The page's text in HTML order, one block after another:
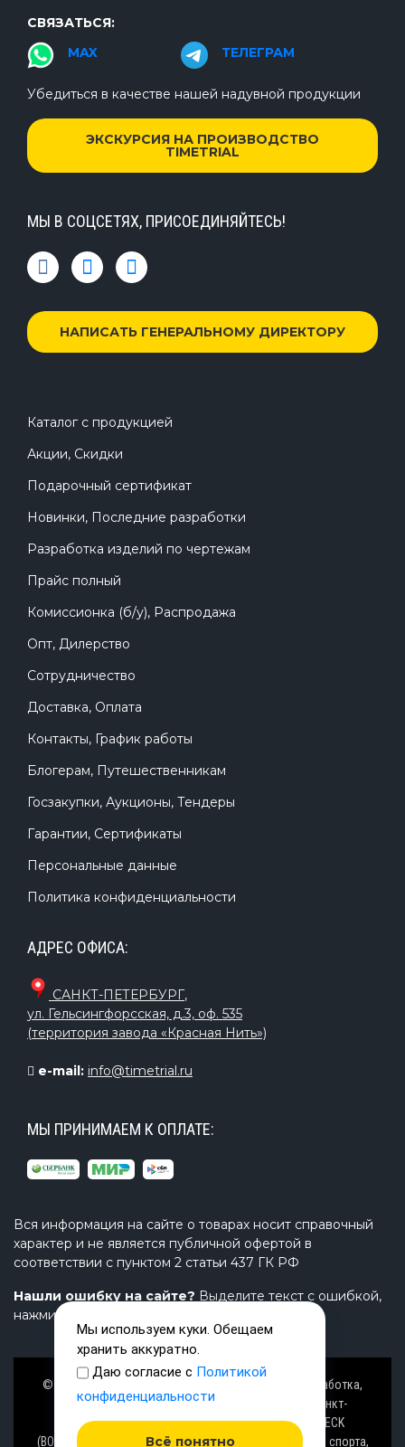
СВЯЗАТЬСЯ:
MAX
ТЕЛЕГРАМ
Убедиться в качестве нашей надувной продукции
ЭКСКУРСИЯ НА ПРОИЗВОДСТВО
TIMETRIAL
МЫ В СОЦСЕТЯХ, ПРИСОЕДИНЯЙТЕСЬ!
НАПИСАТЬ ГЕНЕРАЛЬНОМУ ДИРЕКТОРУ
Каталог с продукцией
Акции, Скидки
Подарочный сертификат
Новинки, Последние разработки
Разработка изделий по чертежам
Прайс полный
Комиссионка (б/у), Распродажа
Опт, Дилерство
Сотрудничество
Доставка, Оплата
Контакты, График работы
Блогерам, Путешественникам
Госзакупки, Аукционы, Тендеры
Гарантии, Сертификаты
Персональные данные
Политика конфиденциальности
АДРЕС ОФИСА:
САНКТ-ПЕТЕРБУРГ,
ул. Гельсингфорсская, д.3, оф. 535
(территория завода «Красная Нить»)
e-mail: info@timetrial.ru
МЫ ПРИНИМАЕМ К ОПЛАТЕ:
Вся информация на сайте о товарах носит справочный
характер и не является публичной офертой в
соответствии с пунктом 2 статьи 437 ГК РФ
Нашли ошибку на сайте? Выделите текст с ошибкой,
нажмите Ctrl+Enter и напишите нам.
© Завод TimeTrial (ТаймТриал) - производство, разработка,
проектирование надувных изделий, товаров в Санкт-
Петербурге с 2000 г. из ПВХ (PVC), ТПУ (TPU), AIRDECK
(ВОЗДУШНАЯ ПАЛУБА), OXFORD (ОКСФОРД) ткани для спорта,
Мы используем куки. Обещаем
хранить аккуратно.
Даю согласие с Политикой
конфиденциальности
Всё понятно